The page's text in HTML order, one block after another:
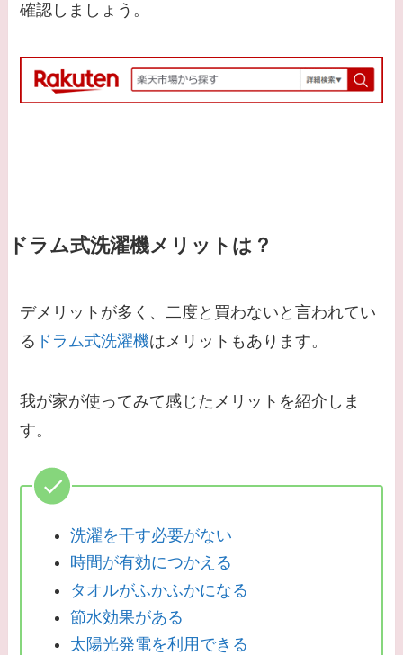
確認しましょう。
ドラム式洗濯機メリットは？
デメリットが多く、二度と買わないと言われてい
る ドラム式洗濯機はメリットもあります。
我が家が使ってみて感じたメリットを紹介しま
す。
洗濯を干す必要がない
時間が有効につかえる
タオルがふかふかになる
節水効果がある
太陽光発電を利用できる